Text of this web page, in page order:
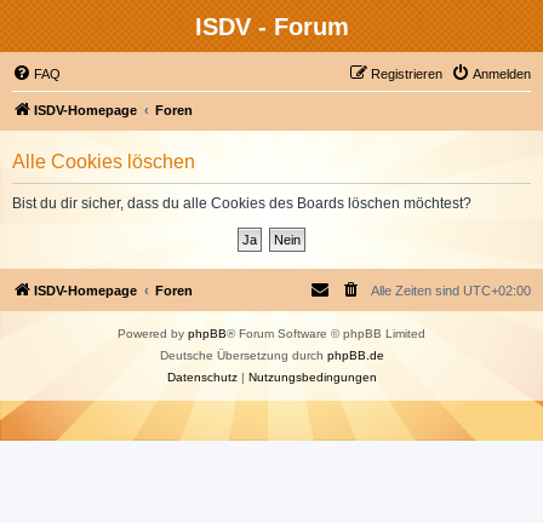
ISDV - Forum
FAQ Anmelden
Registrieren
ISDV-Homepage Foren
Alle Cookies löschen
Bist du dir sicher, dass du alle Cookies des Boards löschen möchtest?
ISDV-Homepage Foren Alle Zeiten sind UTC+02:00
Powered by phpBB® Forum Software © phpBB Limited
Deutsche Übersetzung durch phpBB.de
Datenschutz| Nutzungsbedingungen